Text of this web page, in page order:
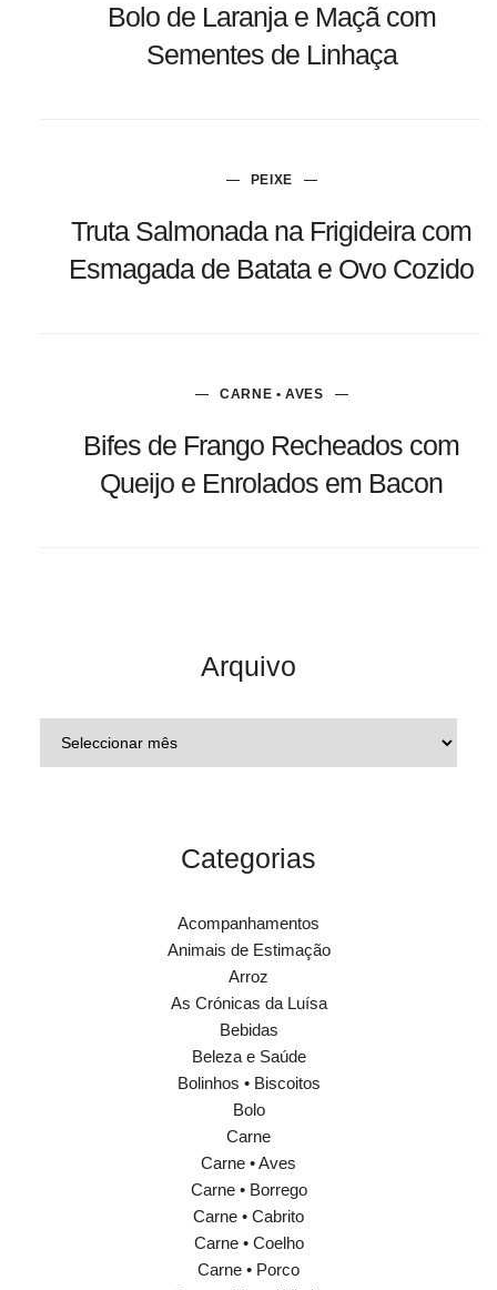
Bolo de Laranja e Maçã com
Sementes de Linhaça
PEIXE
Truta Salmonada na Frigideira com
Esmagada de Batata e Ovo Cozido
CARNE • AVES
Bifes de Frango Recheados com
Queijo e Enrolados em Bacon
Arquivo
Categorias
Acompanhamentos
Animais de Estimação
Arroz
As Crónicas da Luísa
Bebidas
Beleza e Saúde
Bolinhos • Biscoitos
Bolo
Carne
Carne • Aves
Carne • Borrego
Carne • Cabrito
Carne • Coelho
Carne • Porco